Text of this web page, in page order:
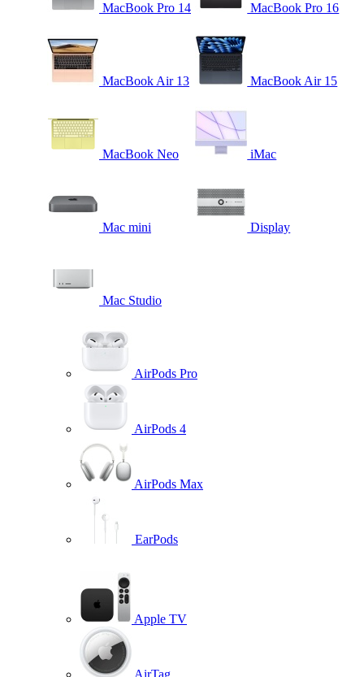
MacBook Pro 14 MacBook Pro 16
MacBook Air 13 MacBook Air 15
MacBook Neo iMac
Mac mini Display
Mac Studio
AirPods Pro
AirPods 4
AirPods Max
EarPods
Apple TV